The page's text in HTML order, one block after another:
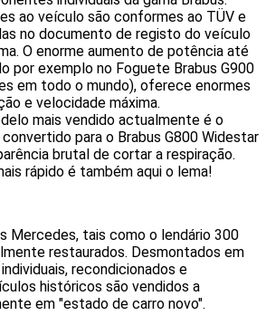
ao veículo são conformes ao TÜV e
no documento de registo do veículo
O enorme aumento de potência até
por exemplo no Foguete Brabus G900
em todo o mundo), oferece enormes
e velocidade máxima.
mais vendido actualmente é o
para o Brabus G800 Widestar
brutal de cortar a respiração.
rápido é também aqui o lema!
Mercedes, tais como o lendário 300
restaurados. Desmontados em
recondicionados e
históricos são vendidos a
em "estado de carro novo".